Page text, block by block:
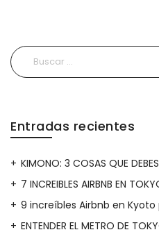
Buscar:
Entradas recientes
KIMONO: 3 COSAS QUE
7 INCREIBLES AIRBNB EN
9 increíbles Airbnb en
ENTENDER EL METRO DE